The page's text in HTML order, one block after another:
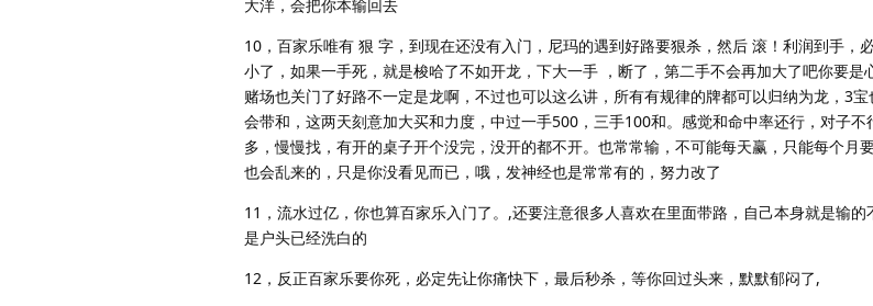
大洋，会把你本输回去
10，百家乐唯有 狠 字，到现在还没有入门，尼玛的遇到好路要狠杀，然后 滚！利润到手，
小了，如果一手死，就是梭哈了不如开龙，下大一手 ，断了，第二手不会再加大了吧你要是
赌场也关门了好路不一定是龙啊，不过也可以这么讲，所有有规律的牌都可以归纳为龙，3
会带和，这两天刻意加大买和力度，中过一手500，三手100和。感觉和命中率还行，对子
多，慢慢找，有开的桌子开个没完，没开的都不开。也常常输，不可能每天赢，只能每个月
也会乱来的，只是你没看见而已，哦，发神经也是常常有的，努力改了
11，流水过亿，你也算百家乐入门了。,还要注意很多人喜欢在里面带路，自己本身就是输的
是户头已经洗白的
12，反正百家乐要你死，必定先让你痛快下，最后秒杀，等你回过头来，默默郁闷了,